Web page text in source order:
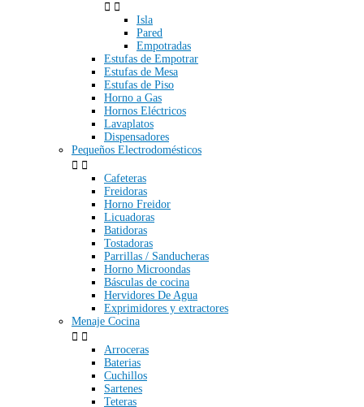
 
Isla
Pared
Empotradas
Estufas de Empotrar
Estufas de Mesa
Estufas de Piso
Horno a Gas
Hornos Eléctricos
Lavaplatos
Dispensadores
Pequeños Electrodomésticos
 
Cafeteras
Freidoras
Horno Freidor
Licuadoras
Batidoras
Tostadoras
Parrillas / Sanducheras
Horno Microondas
Básculas de cocina
Hervidores De Agua
Exprimidores y extractores
Menaje Cocina
 
Arroceras
Baterias
Cuchillos
Sartenes
Teteras